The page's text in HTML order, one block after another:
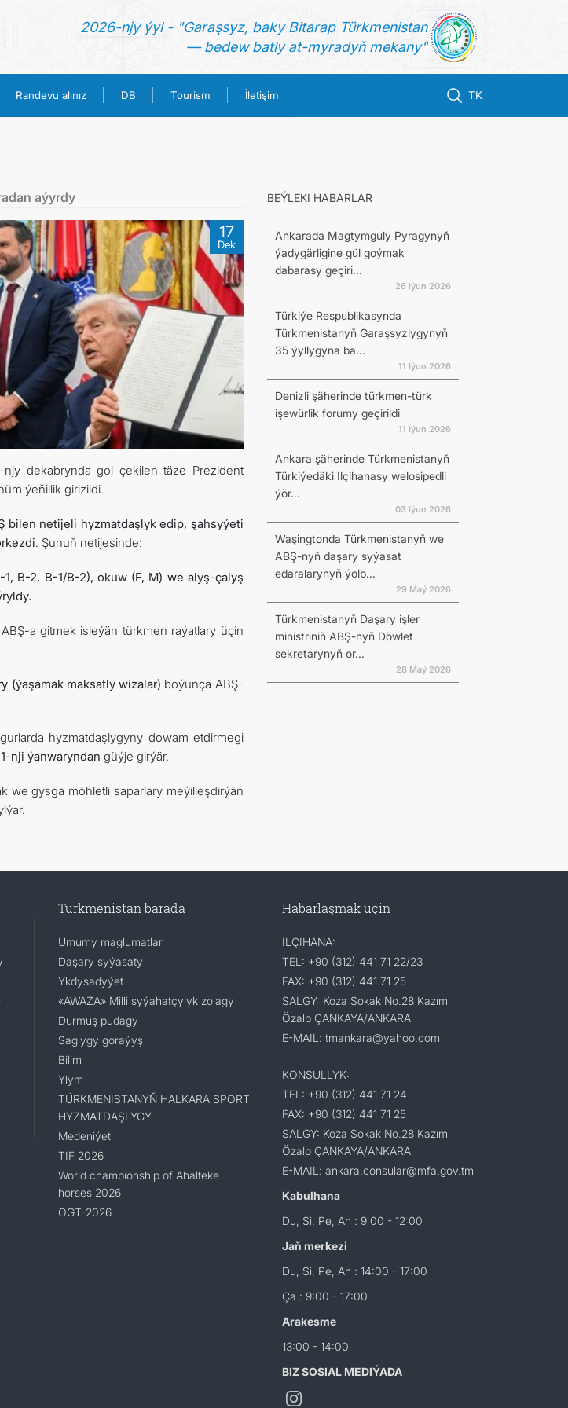
2026-njy ýyl - "Garaşsyz, baky Bitarap Türkmenistan
— bedew batly at-myradyň mekany"
Randevu alınız DB Tourism İletişim TK
IŞLEMLERI
ALINIZ
TOURISM
İLETIŞIM
aýyrdy
17
Dek
dekabrynda gol çekilen täze Prezident
ýeňillik girizildi.
bilen netijeli hyzmatdaşlyk edip, şahsyýeti
. Şunuň netijesinde:
B-2, B-1/B-2), okuw (F, M) we alyş-çalyş
a gitmek isleýän türkmen raýatlary üçin
(ýaşamak maksatly wizalar) boýunça ABŞ-
hyzmatdaşlygyny dowam etdirmegi
nji ýanwaryndan güýje girýär.
we gysga möhletli saparlary meýilleşdirýän
BEÝLEKI HABARLAR
Ankarada Magtymguly Pyragynyň
ýadygärligine gül goýmak
dabarasy geçiri...
26 Iýun 2026
Türkiýe Respublikasynda
Türkmenistanyň Garaşsyzlygynyň
35 ýyllygyna ba...
11 Iýun 2026
Denizli şäherinde türkmen-türk
işewürlik forumy geçirildi
11 Iýun 2026
Ankara şäherinde Türkmenistanyň
Türkiýedäki Ilçihanasy welosipedli
ýör...
03 Iýun 2026
Waşingtonda Türkmenistanyň we
ABŞ-nyň daşary syýasat
edaralarynyň ýolb...
29 Maý 2026
Türkmenistanyň Daşary işler
ministriniň ABŞ-nyň Döwlet
sekretarynyň or...
28 Maý 2026
Türkmenistan barada
Umumy maglumatlar
Daşary syýasaty
Ykdysadyýet
«AWAZA» Milli syýahatçylyk zolagy
Durmuş pudagy
Saglygy goraýyş
Bilim
Ylym
TÜRKMENISTANYŇ HALKARA SPORT
HYZMATDAŞLYGY
Medeniýet
TIF 2026
World championship of Ahalteke
horses 2026
OGT-2026
Habarlaşmak üçin
ILÇIHANA:
TEL: +90 (312) 441 71 22/23
FAX: +90 (312) 441 71 25
SALGY: Koza Sokak No.28 Kazım
Özalp ÇANKAYA/ANKARA
E-MAIL: tmankara@yahoo.com
KONSULLYK:
TEL: +90 (312) 441 71 24
FAX: +90 (312) 441 71 25
SALGY: Koza Sokak No.28 Kazım
Özalp ÇANKAYA/ANKARA
E-MAIL: ankara.consular@mfa.gov.tm
Kabulhana
Du, Si, Pe, An : 9:00 - 12:00
Jaň merkezi
Du, Si, Pe, An : 14:00 - 17:00
Ça : 9:00 - 17:00
Arakesme
13:00 - 14:00
BIZ SOSIAL MEDIÝADA